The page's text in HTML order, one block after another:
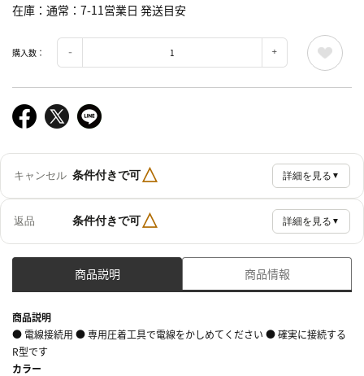
在庫 通常：7-11営業日 発送目安
購入数：
キャンセル 条件付きで可△ 詳細を見る ▼
返品 条件付きで可△ 詳細を見る ▼
商品説明 商品情報
商品説明
● 電線接続用 ● 専用圧着工具で電線をかしめてください ● 確実に接続する
R型です
カラー